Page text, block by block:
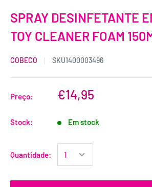
SPRAY DESINFETANTE
TOY CLEANER FOAM
COBECO SKU1400003496
Preço: €14,95
Stock: Em stock
Quantidade: